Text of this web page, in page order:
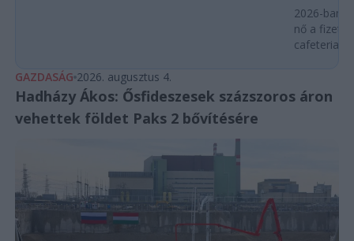
2026-ban
nő a
cafeteria
GAZDASÁG 2026. augusztus 4.
Hadházy Ákos: Ősfideszesek százszoros áron
vehettek földet Paks 2 bővítésére